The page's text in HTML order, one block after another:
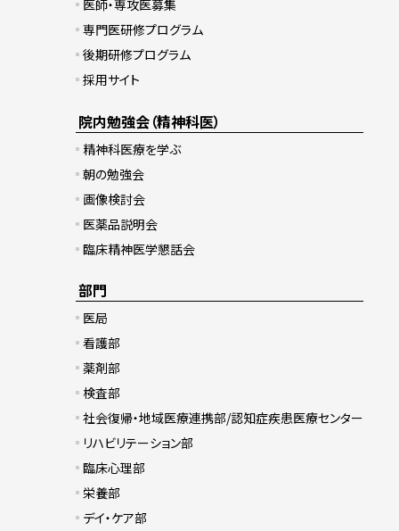
医師・専攻医募集
専門医研修プログラム
後期研修プログラム
採用サイト
院内勉強会（精神科医）
精神科医療を学ぶ
朝の勉強会
画像検討会
医薬品説明会
臨床精神医学懇話会
部門
医局
看護部
薬剤部
検査部
社会復帰・地域医療連携部/認知症疾患医療センター
リハビリテーション部
臨床心理部
栄養部
デイ・ケア部